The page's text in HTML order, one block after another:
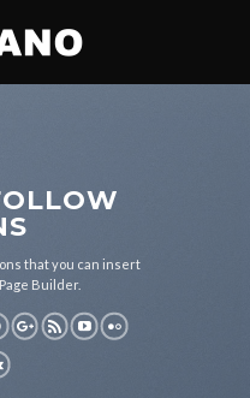
that you can insert
Builder.